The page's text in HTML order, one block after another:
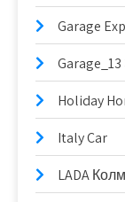
Garage
Holiday
Italy Car
LADA